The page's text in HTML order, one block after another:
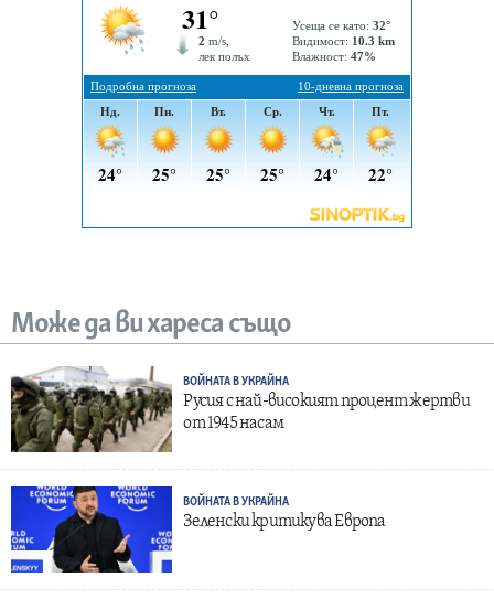
Може да ви хареса също
ВОЙНАТА В УКРАЙНА
Русия с най-високият процент жертви
от 1945 насам
ВОЙНАТА В УКРАЙНА
Зеленски критикува Европа